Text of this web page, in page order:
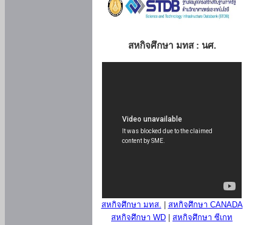
สหกิจศึกษา มทส : นศ.
สหกิจศึกษา มทส.
สหกิจศึกษา CANADA
สหกิจศึกษา WD
สหกิจศึกษา ซีเกท